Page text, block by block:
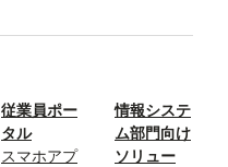
従業員ポー
タル
スマホアプ
情報システ
ム部門向け
ソリュー